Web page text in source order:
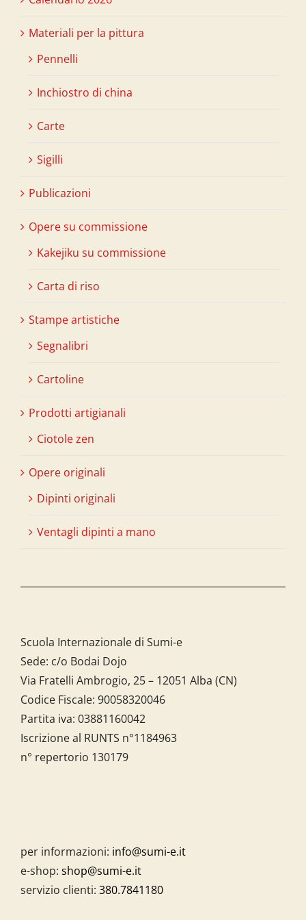
Materiali per la pittura
Pennelli
Inchiostro di china
Carte
Sigilli
Publicazioni
Opere su commissione
Kakejiku su commissione
Carta di riso
Stampe artistiche
Segnalibri
Cartoline
Prodotti artigianali
Ciotole zen
Opere originali
Dipinti originali
Ventagli dipinti a mano
Scuola Internazionale di Sumi-e
Sede: c/o Bodai Dojo
Via Fratelli Ambrogio, 25 – 12051 Alba (CN)
Codice Fiscale: 90058320046
Partita iva: 03881160042
Iscrizione al RUNTS n°1184963
n° repertorio 130179
per informazioni: info@sumi-e.it
e-shop: shop@sumi-e.it
servizio clienti: 380.7841180